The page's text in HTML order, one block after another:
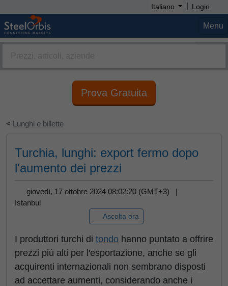
Italiano | Login
Menu
Prova Gratuita
< Lunghi e billette
Turchia, lunghi: export fermo dopo
l'aumento dei prezzi
giovedì, 17 ottobre 2024 08:02:20 (GMT+3) |
Istanbul
Ascolta ora
I produttori turchi di tondo hanno puntato a offrire
prezzi più alti per l'esportazione, anche se gli
acquirenti internazionali non sembrano disposti
ad accettare aumenti, considerando anche i